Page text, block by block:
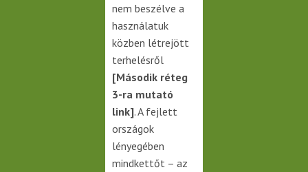
nem beszélve a
használatuk
közben létrejött
terhelésről
[Második réteg
3-ra mutató
link]. A fejlett
országok
lényegében
mindkettőt – az